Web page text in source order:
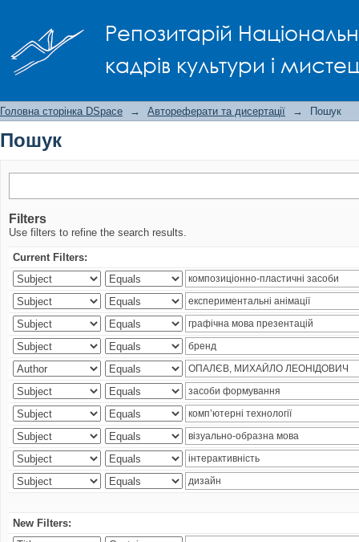
Репозитарій
кадрів культури і
Головна сторінка DSpace → Автореферати та дисертації → Пошук
Пошук
Filters
Use filters to refine the search results.
Current Filters:
New Filters: